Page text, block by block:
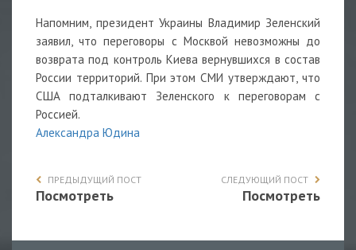
Напомним, президент Украины Владимир Зеленский
заявил, что переговоры с Москвой невозможны до
возврата под контроль Киева вернувшихся в состав
России территорий. При этом СМИ утверждают, что
США подталкивают Зеленского к переговорам с
Россией.
Александра Юдина
ПРЕДЫДУЩИЙ ПОСТ
Посмотреть
СЛЕДУЮЩИЙ ПОСТ
Посмотреть